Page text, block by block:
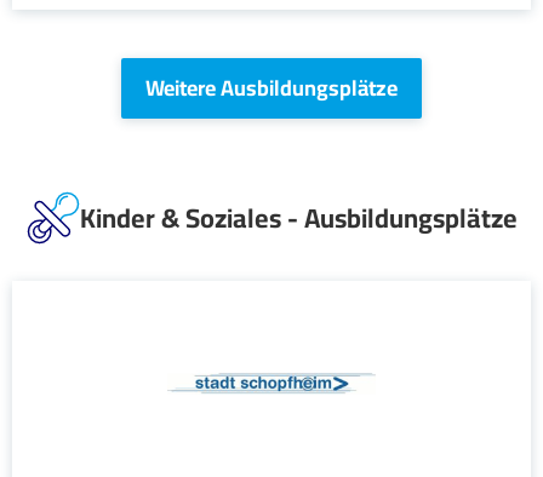
Weitere Ausbildungsplätze
Kinder & Soziales - Ausbildungsplätze